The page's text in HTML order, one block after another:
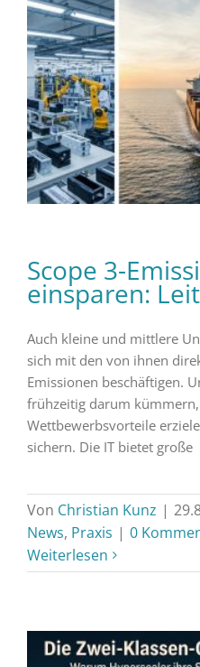
Scope 3-
einsparen:
Auch kleine und mittlere
sich mit den von ihnen
Emissionen beschäftigen.
frühzeitig darum
Wettbewerbsvorteile
sichern. Die IT bietet große
Von Christian Kunz |
News, Praxis | 0
Weiterlesen